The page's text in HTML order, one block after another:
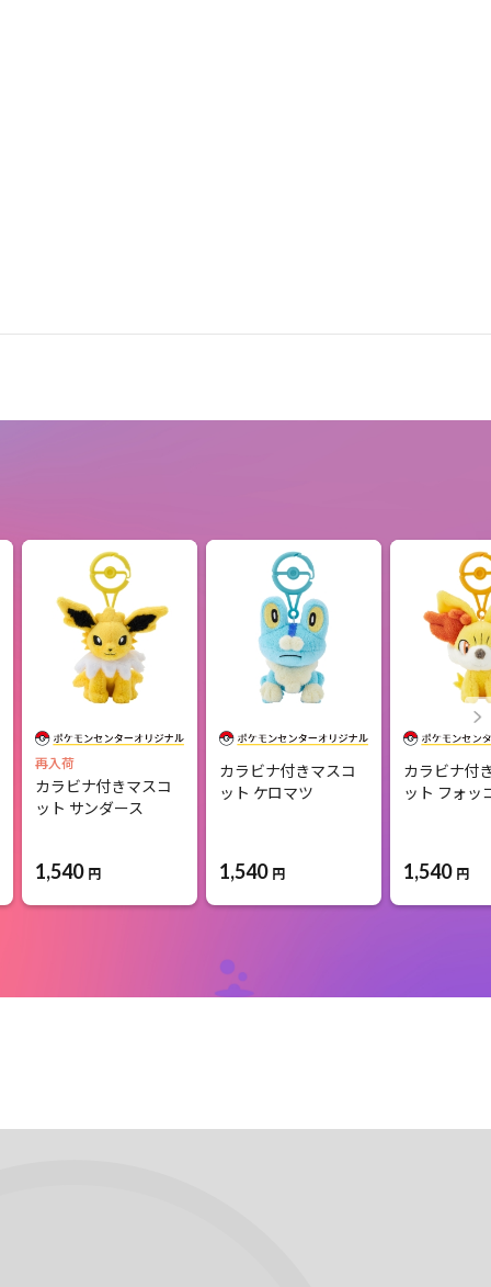
再入荷
カラビナ付きマスコ
ット サンダース
1,540 円
カラビナ付きマスコ
ット ケロマツ
1,540 円
カラビナ付
ット フォッ
1,540 円